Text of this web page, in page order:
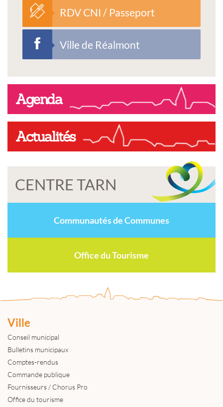
RDV CNI / Passeport
Ville de Réalmont
Agenda
Actualités
CENTRE TARN
Communautés de Communes
Office du Tourisme
Ville
Conseil municipal
Bulletins municipaux
Comptes-rendus
Commande publique
Fournisseurs / Chorus Pro
Office du tourisme